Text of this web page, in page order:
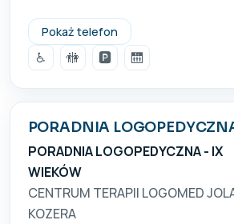
Pokaż telefon
41 26 62 385
♿
🚻 🅿️ 🛗
PORADNIA
PORADNIA LOGOPEDYCZNA - IX
WIEKÓW
CENTRUM TERAPII LOGOMED
KOZERA